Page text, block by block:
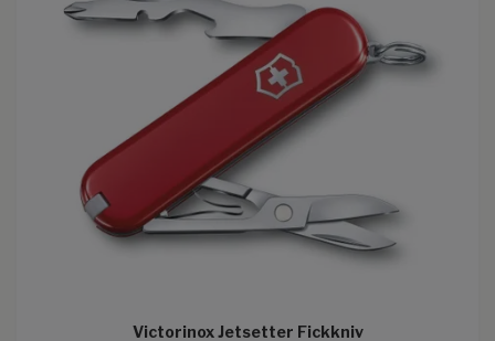
Victorinox Jetsetter Fickkniv